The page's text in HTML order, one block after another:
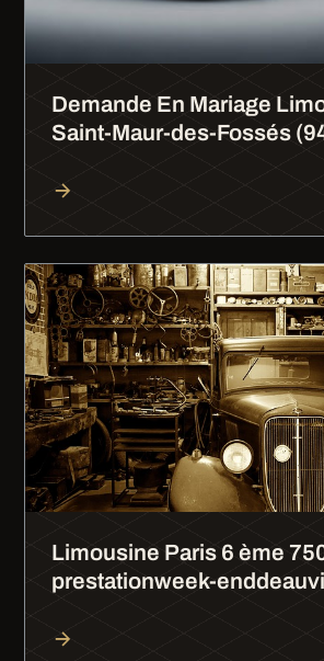
Demande En Mariage
Saint-Maur-des-Fossés
Limousine Paris 6 ème
prestationweek-